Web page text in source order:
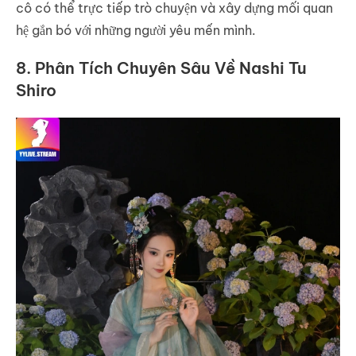
cô có thể trực tiếp trò chuyện và xây dựng mối quan
hệ gắn bó với những người yêu mến mình.
8. Phân Tích Chuyên Sâu Về Nashi Tu
Shiro